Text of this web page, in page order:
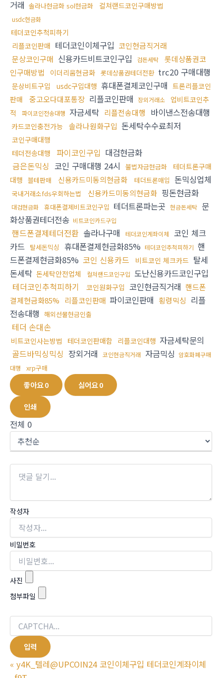
거래 솔라나현금화 sol현금화 컬쳐랜드코인구매방법
usdc현금화
테더코인추척피하기
리플코인판매 테더코인이체구입 코인현금직거래
문상코인구매 신용카드비트코인구입 검돈세탁
롯데상품권코
인구매방법
이더리움현금화 롯데상품권테더전환 trc20 구매대행
문상비트구입 usdc구입대행 휴대폰결제코인구매 트론리플코인
판매
중고오다대포통장 리플코인판매 장외거래소
업비트코인추
적
파이코인전송대행 자금세탁 리플전송대행 바이낸스전송대행
카드코인충전가능 솔라나원화구입 돈세탁수수료최저
코인구매대행
테더전송대행
파이코인구입 대검현금화
금은돈믹싱 코인 구매대행 24시 불법자금현금화
테더트론구매
대행 블테판매 신용카드미동의현금화 테더트론매입 돈믹싱업체
국내거래소fds우회하는법 신용카드미동의현금화 핑돈현금화
대검현금화 휴대폰결제비트코인구입 테더트론파는곳 현금돈세탁 문
화상품권테더전송 비트코인카드구입
핸드폰결제테더전환 솔라나구매 테더코인계좌이체
코인 체크
카드 탈세돈믹싱 휴대폰결제현금화85% 테더코인추척피하기 핸
드폰결제현금화85% 코인 신용카드 비트코인 체크카드 탈세
돈세탁 돈세탁안전업체 컬쳐랜드코인구입 도난신용카드코인구입
테더코인추척피하기
코인원화구입 코인현금직거래 핸드폰
결제현금화85% 리플코인판매 파이코인판매 횡령믹싱 리플
전송대행 해외선물현금인출
테더 손대손
비트코인사는방법 테더코인판매함 리플코인대행 자금세탁문의
골드바믹싱믹싱 장외거래 코인현금직거래 자금믹싱 암호화폐구매
대행
xrp구매
좋아요0 싫어요0
인쇄
전체 0
작성자
비밀번호
사진
첨부파일
« y4K_텔레@UPCOIN24 코인이체구입 테더코인계좌이체